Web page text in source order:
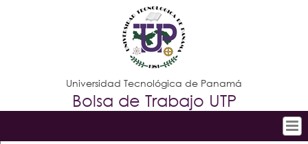
Jump to navigation
Universidad Tecnológica de Panamá
Bolsa de Trabajo UTP